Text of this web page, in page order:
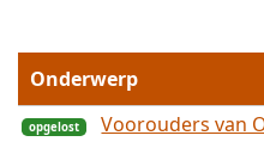
Onderwerp
Voorouders van